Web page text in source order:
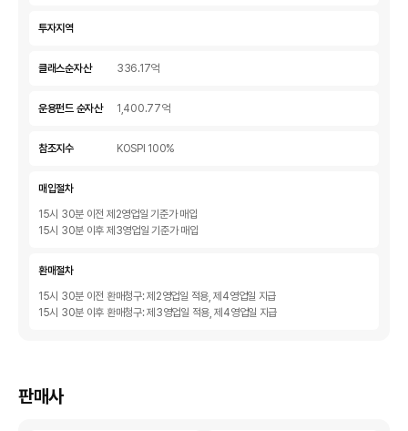
투자지역
클래스순자산 336.17억
운용펀드 순자산 1,400.77억
참조지수 KOSPI 100%
매입절차
15시 30분 이전 제2영업일 기준가 매입
15시 30분 이후 제3영업일 기준가 매입
환매절차
15시 30분 이전 환매청구: 제2영업일 적용, 제4영업일 지급
15시 30분 이후 환매청구: 제3영업일 적용, 제4영업일 지급
판매사